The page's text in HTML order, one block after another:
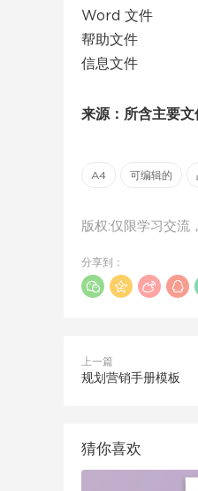
Word 文件
帮助文件
信息文件
来源：所含主要文
A4 可编辑的
版权:仅限学习交流
分享到：
上一篇
规划营销手册模板
猜你喜欢